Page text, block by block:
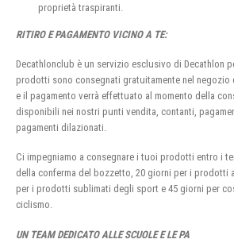
proprietà traspiranti.
RITIRO E PAGAMENTO VICINO A TE:
Decathlonclub è un servizio esclusivo di Decathlon
prodotti sono consegnati gratuitamente nel negozio
e il pagamento verrà effettuato al momento della
disponibili nei nostri punti vendita, contanti,
pagamenti dilazionati.
Ci impegniamo a consegnare i tuoi prodotti entro i
della conferma del bozzetto, 20 giorni per i prodotti
per i prodotti sublimati degli sport e 45 giorni per
ciclismo.
UN TEAM DEDICATO ALLE SCUOLE E LE PA